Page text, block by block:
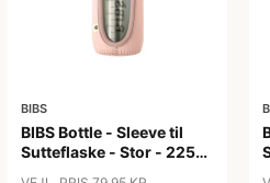
BIBS
BIBS Bottle - Sleeve til
Sutteflaske - Stor - 225ml